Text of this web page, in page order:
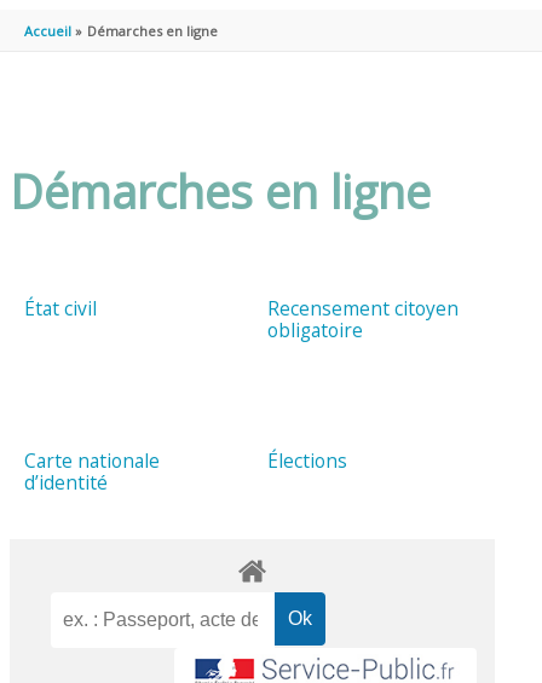
Accueil Démarches en ligne
Démarches en ligne
État civil
Recensement citoyen
obligatoire
Carte nationale
d’identité
Élections